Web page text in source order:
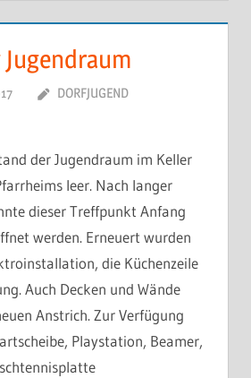
DORFJUGEND
der Jugendraum im Keller
leer. Nach langer
dieser Treffpunkt Anfang
werden. Erneuert wurden
die Küchenzeile
Auch Decken und Wände
Anstrich. Zur Verfügung
Playstation, Beamer,